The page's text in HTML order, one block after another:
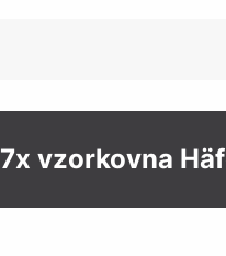
7x vzorkovna